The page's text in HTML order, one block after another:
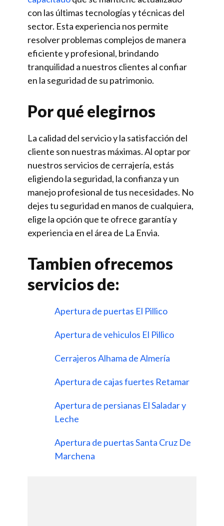
con las últimas tecnologías y técnicas del
sector. Esta experiencia nos permite
resolver problemas complejos de manera
eficiente y profesional, brindando
tranquilidad a nuestros clientes al confiar
en la seguridad de su patrimonio.
Por qué elegirnos
La calidad del servicio y la satisfacción del
cliente son nuestras máximas. Al optar por
nuestros servicios de cerrajería, estás
eligiendo la seguridad, la confianza y un
manejo profesional de tus necesidades. No
dejes tu seguridad en manos de cualquiera,
elige la opción que te ofrece garantía y
experiencia en el área de La Envia.
Tambien ofrecemos
servicios de:
Apertura de puertas El Pillico
Apertura de vehiculos El Pillico
Cerrajeros Alhama de Almería
Apertura de cajas fuertes Retamar
Apertura de persianas El Saladar y
Leche
Apertura de puertas Santa Cruz De
Marchena